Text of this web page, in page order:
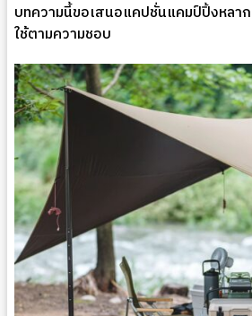
บทความนี้ขอเสนอแคปชั่นแคมป์ปิ้งหลา
ใช้ตามความชอบ